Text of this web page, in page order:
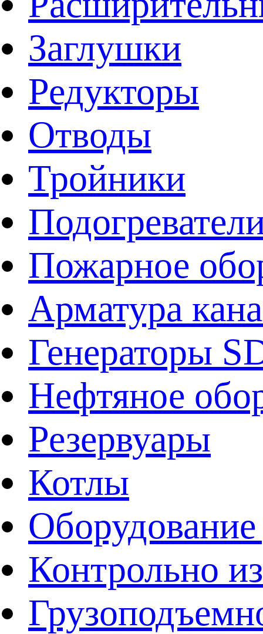
Заглушки
Редукторы
Отводы
Тройники
Пожарное
Арматура
Генераторы
Нефтяное
Резервуары
Котлы
Контрольно